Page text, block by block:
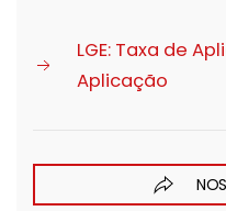
LGE: Taxa de
Aplicação